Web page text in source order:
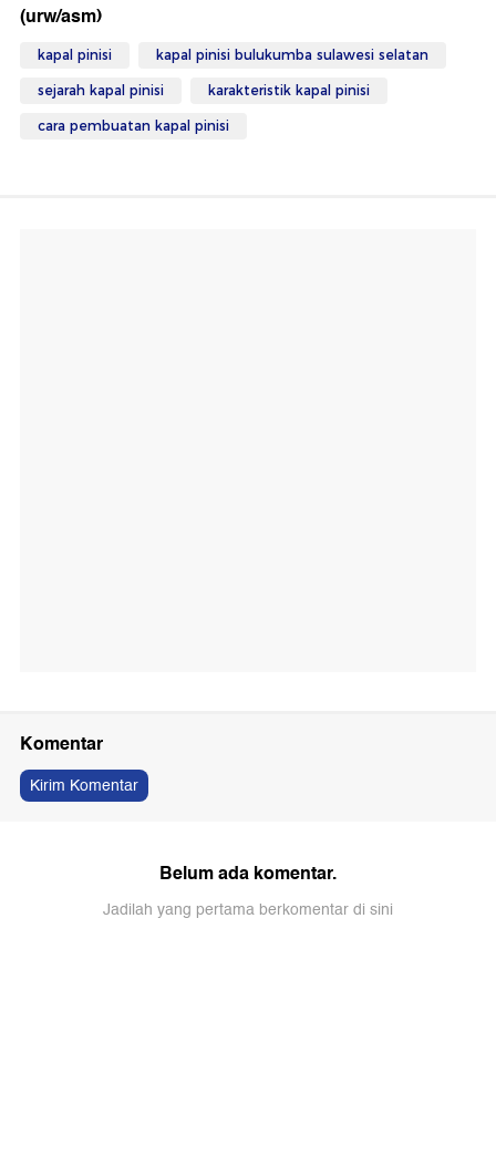
(urw/asm)
kapal pinisi kapal pinisi bulukumba sulawesi selatan
sejarah kapal pinisi karakteristik kapal pinisi
cara pembuatan kapal pinisi
Komentar
Kirim Komentar
Belum ada komentar.
Jadilah yang pertama berkomentar di sini